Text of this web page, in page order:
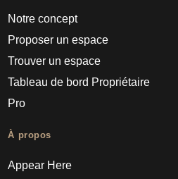
Notre concept
Proposer un espace
Trouver un espace
Tableau de bord Propriétaire
Pro
À propos
Appear Here